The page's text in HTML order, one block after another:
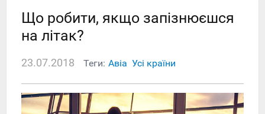
Що робити, якщо запізнюєшся
на літак?
23.07.2018 Теги: Авіа Усі країни